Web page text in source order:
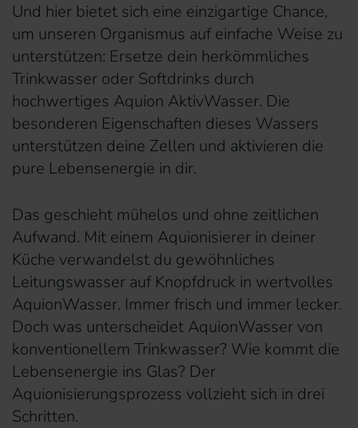
Und hier bietet sich eine einzigartige Chance,
um unseren Organismus auf einfache Weise zu
unterstützen: Ersetze dein herkömmliches
Trinkwasser oder Softdrinks durch
hochwertiges Aquion AktivWasser. Die
besonderen Eigenschaften dieses Wassers
unterstützen deine Zellen und aktivieren die
pure Lebensenergie in dir.
Das geschieht mühelos und ohne zeitlichen
Aufwand. Mit einem Aquionisierer in deiner
Küche verwandelst du gewöhnliches
Leitungswasser auf Knopfdruck in wertvolles
AquionWasser. Immer frisch und immer lecker.
Doch was unterscheidet AquionWasser von
konventionellem Trinkwasser? Wie kommt die
Lebensenergie ins Glas? Der
Aquionisierungsprozess vollzieht sich in drei
Schritten.